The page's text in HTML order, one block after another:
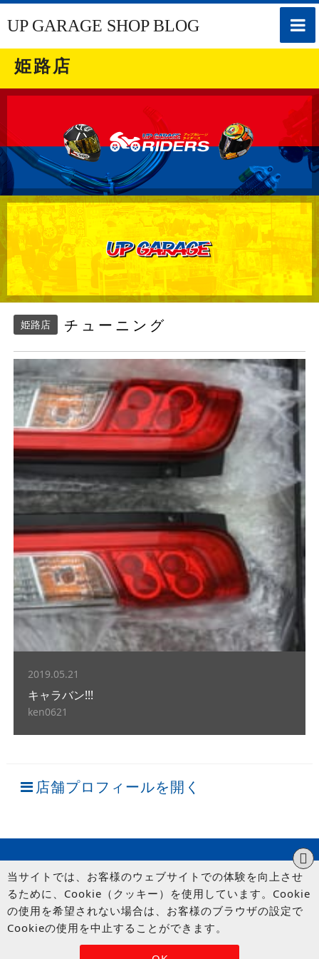
toggle
UP GARAGE SHOP BLOG
姫路店
姫路店 チューニング
2019.05.21
キャラバン!!!
ken0621
店舗プロフィールを開く
© UP GARAGE GROUP Co., Ltd.
当サイトでは、お客様のウェブサイトでの体験を向上させ
るために、Cookie（クッキー）を使用しています。Cookie
の使用を希望されない場合は、お客様のブラウザの設定で
Cookieの使用を中止することができます。